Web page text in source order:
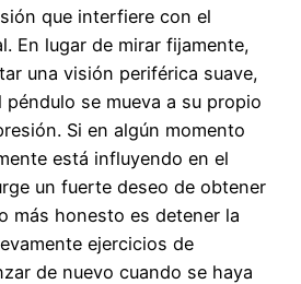
que interfiere con el
En lugar de mirar fijamente,
una visión periférica suave,
péndulo se mueva a su propio
Si en algún momento
está influyendo en el
un fuerte deseo de obtener
más honesto es detener la
ejercicios de
de nuevo cuando se haya